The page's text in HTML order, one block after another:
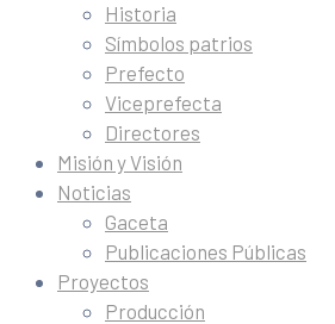
Historia
Símbolos patrios
Prefecto
Viceprefecta
Directores
Misión y Visión
Noticias
Gaceta
Publicaciones Públicas
Proyectos
Producción